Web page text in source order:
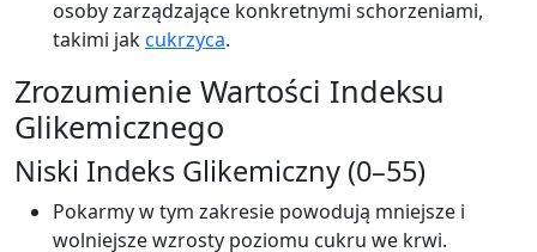
osoby zarządzające konkretnymi schorzeniami,
takimi jakcukrzyca.
Zrozumienie Wartości Indeksu
Glikemicznego
Niski Indeks Glikemiczny (0–55)
Pokarmy w tym zakresie powodują mniejsze i
wolniejsze wzrosty poziomu cukru we krwi.